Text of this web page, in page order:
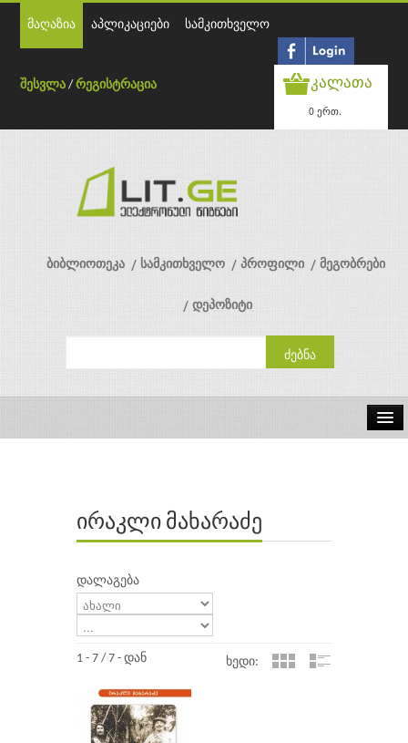
მაღაზია აპლიკაციები სამკითხველო
შესვლა /რეგისტრაცია კალათა
0 ერთ.
ბიბლიოთეკა სამკითხველო პროფილი მეგობრები
დეპოზიტი
ავტორებიირაკლი მახარაძე
დალაგება
1 - 7 / 7 - დან ხედი: